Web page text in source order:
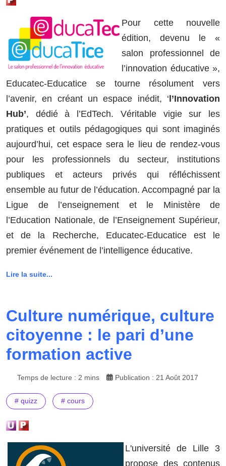
Pour cette nouvelle
édition, devenu le «
salon professionnel de
l’innovation éducative »,
Educatec-Educatice se tourne résolument vers
l’avenir, en créant un espace inédit, ‘ l’Innovation
Hub’, dédié à l’EdTech. Véritable vigie sur les
pratiques et outils pédagogiques qui sont imaginés
aujourd’hui, cet espace sera le lieu de rendez-vous
pour les professionnels du secteur, institutions
publiques et acteurs privés qui réfléchissent
ensemble au futur de l’éducation. Accompagné par la
Ligue de l’enseignement et le Ministère de
l’Education Nationale, de l’Enseignement Supérieur,
et de la Recherche, Educatec-Educatice est le
premier événement de l’intelligence éducative.
Lire la suite...
Culture numérique, culture
citoyenne : le pari d’une
formation active
Temps de lecture : 2 mins Publication : 21 Août 2017
# quizz # cours
L'université de Lille 3
propose des contenus